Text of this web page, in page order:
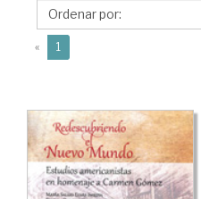
María
Salud
« 1